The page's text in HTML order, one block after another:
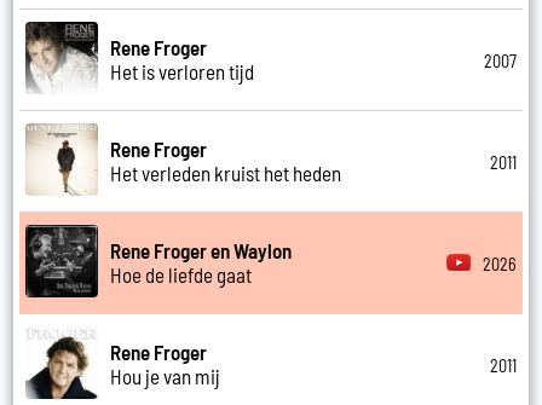
Rene Froger
Het is verloren tijd
2007
Rene Froger
Het verleden kruist het heden
2011
Rene Froger en Waylon
Hoe de liefde gaat
2026
Rene Froger
Hou je van mij
2011